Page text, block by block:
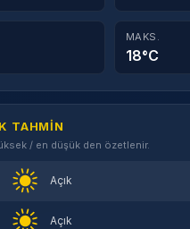
MAKS.
18°C
TAHMIN
/ en düşük den özetlenir.
Açık
Açık